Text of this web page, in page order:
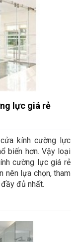
lực giá rẻ
kính cường lực
biến hơn. Vậy loại
cường lực giá rẻ
nên lựa chọn, tham
đủ nhất.